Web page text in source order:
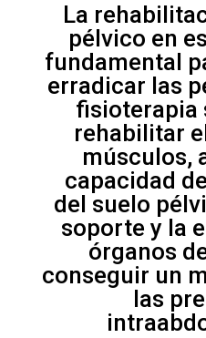
La
pélvico en
fundamental
erradicar las
fisioterapia
rehabilitar
músculos,
capacidad
del suelo
soporte y la
órganos
conseguir un
las